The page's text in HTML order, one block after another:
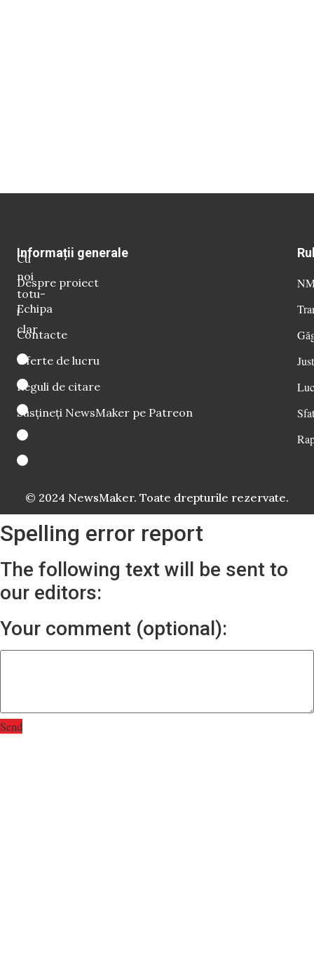
Cu
noi
totu-
i
clar
Informații generale
Despre proiect
Echipa
Contacte
Oferte de lucru
Reguli de citare
Susțineți NewsMaker pe Patreon
© 2024 NewsMaker. Toate drepturile rezervate.
Spelling error report
The following text will be sent to
our editors:
Your comment (optional):
Send